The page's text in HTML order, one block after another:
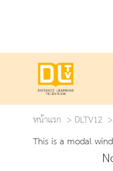
หน้าแรก
DLTV12
This is a modal